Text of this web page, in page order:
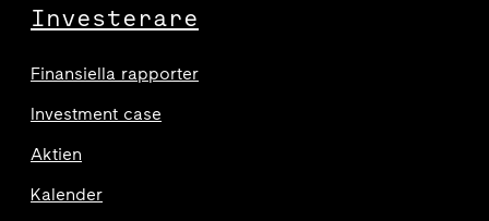
Investerare
Finansiella rapporter
Investment case
Aktien
Kalender